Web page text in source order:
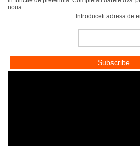
noua.
Introduceti adresa de